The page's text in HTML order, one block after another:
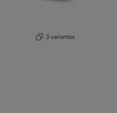
3 variantes